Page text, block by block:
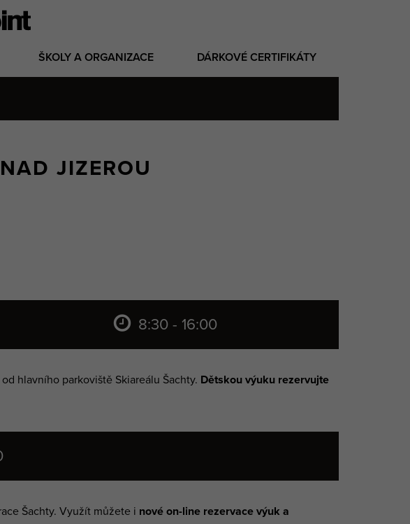
ŠKOLY A ORGANIZACE DÁRKOVÉ CERTIFIKÁTY
JIZEROU
8:30 - 16:00
hlavního parkoviště Skiareálu Šachty. Dětskou výuku rezervujte
Šachty. Využít můžete i nové on-line rezervace výuk a